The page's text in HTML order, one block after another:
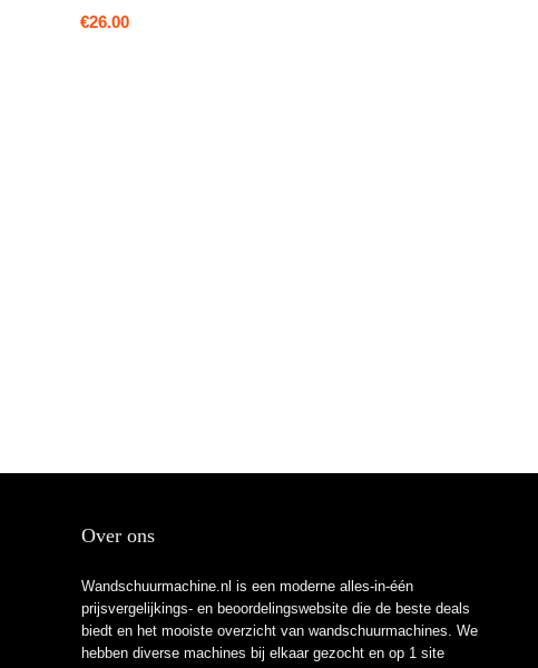
€26.00
Over ons
Wandschuurmachine.nl is een moderne alles-in-één
prijsvergelijkings- en beoordelingswebsite die de beste deals
biedt en het mooiste overzicht van wandschuurmachines. We
hebben diverse machines bij elkaar gezocht en op 1 site